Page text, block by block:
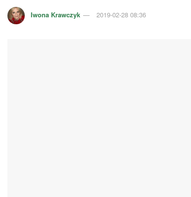
Iwona Krawczyk 2019-02-28 08:36